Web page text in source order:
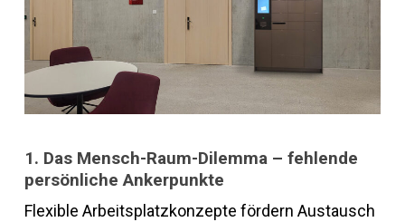
1. Das Mensch-Raum-Dilemma – fehlende
persönliche Ankerpunkte
Flexible Arbeitsplatzkonzepte fördern Austausch